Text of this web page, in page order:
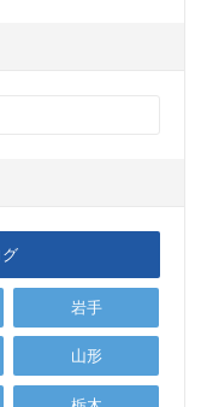
岩手
山形